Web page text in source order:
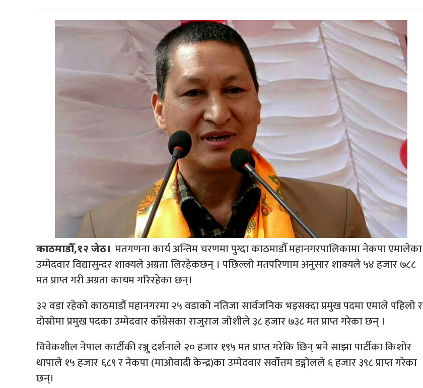
काठमाडौँ,१२ जेठ। मतगणना कार्य अन्तिम चरणमा पुग्दा काठमाडौँ महानगरपालिकामा नेकपा एमालेका
उम्मेदवार विद्यासुन्दर शाक्यले अग्रता लिरहेकछन् । पछिल्लो मतपरिणाम अनुसार शाक्यले ५४ हजार ७८८
मत प्राप्त गरी अग्रता कायम गरिरहेका छन्।
३२ वडा रहेको काठमाडौं महानगरमा २५ वडाको नतिजा सार्वजनिक भइसक्दा प्रमुख पदमा एमाले पहिलो र
दोस्रोमा प्रमुख पदका उम्मेदवार काँग्रेसका राजुराज जोशीले ३८ हजार ७३८ मत प्राप्त गरेका छन् ।
विवेकशील नेपाल कार्टीकी रञ्जु दर्शनाले २० हजार १९५ मत प्राप्त गरेकि छिन् भने साझा पार्टीका किशोर
थापाले १५ हजार ६८९ र नेकपा (माओवादी केन्द्र)का उम्मेदवार सर्वोत्तम डङ्गोलले ६ हजार ३९८ प्राप्त गरेका
छन्।